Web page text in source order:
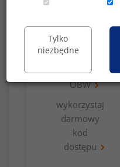
wypełnij
ankietę
OBW
wykorzystaj
darmowy
kod
dostępu
Tylko
niezbędne